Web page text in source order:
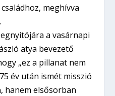
meghívva
a vasárnapi
atya bevezető
„ez a pillanat nem
év után ismét misszió
hanem elsősorban